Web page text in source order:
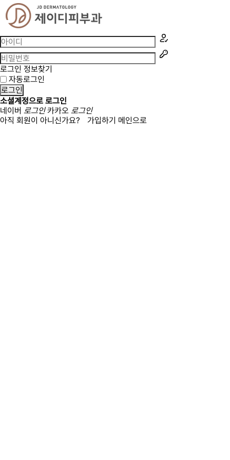
로그인 정보찾기
자동로그인
로그인
소셜계정으로 로그인
네이버 로그인 카카오 로그인
아직 회원이 아니신가요? 가입하기 메인으로